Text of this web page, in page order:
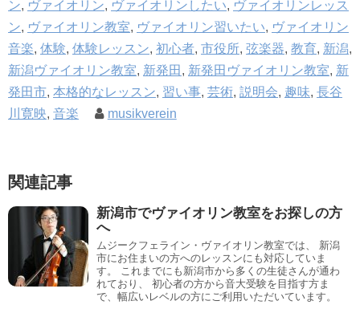
ン, ヴァイオリン, ヴァイオリンしたい, ヴァイオリンレッス
ン, ヴァイオリン教室, ヴァイオリン習いたい, ヴァイオリン
音楽, 体験, 体験レッスン, 初心者, 市役所, 弦楽器, 教育, 新潟,
新潟ヴァイオリン教室, 新発田 , 新発田ヴァイオリン教室, 新
発田市, 本格的なレッスン, 習い事, 芸術, 説明会, 趣味, 長谷
川寛映, 音楽 musikverein
関連記事
新潟市でヴァイオリン教室をお探しの方
へ
ムジークフェライン・ヴァイオリン教室では、 新潟
市にお住まいの方へのレッスンにも対応していま
す。 これまでにも新潟市から多くの生徒さんが通わ
れており、 初心者の方から音大受験を目指す方ま
で、幅広いレベルの方にご利用いただいています。